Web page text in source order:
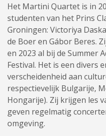
Het Martini Quartet is in
studenten van het Prins
Groningen: Victoriya
de Boer en Gábor Beres.
en 2023 al bij de Summer
Festival. Het is een divers
verscheidenheid aan
respectievelijk Bulgarije,
Hongarije). Zij krijgen les
geven regelmatig
omgeving.